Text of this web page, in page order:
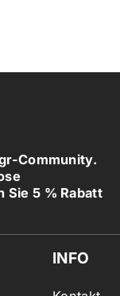
Community.
Sie 5 % Rabatt
INFO